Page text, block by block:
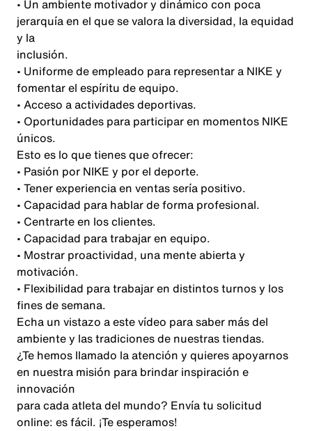
• Un ambiente motivador y dinámico con poca
jerarquía en el que se valora la diversidad, la equidad
y la
inclusión.
• Uniforme de empleado para representar a NIKE y
fomentar el espíritu de equipo.
• Acceso a actividades deportivas.
• Oportunidades para participar en momentos NIKE
únicos.
Esto es lo que tienes que ofrecer:
• Pasión por NIKE y por el deporte.
• Tener experiencia en ventas sería positivo.
• Capacidad para hablar de forma profesional.
• Centrarte en los clientes.
• Capacidad para trabajar en equipo.
• Mostrar proactividad, una mente abierta y
motivación.
• Flexibilidad para trabajar en distintos turnos y los
fines de semana.
Echa un vistazo a este vídeo para saber más del
ambiente y las tradiciones de nuestras tiendas.
¿Te hemos llamado la atención y quieres apoyarnos
en nuestra misión para brindar inspiración e
innovación
para cada atleta del mundo? Envía tu solicitud
online: es fácil. ¡Te esperamos!